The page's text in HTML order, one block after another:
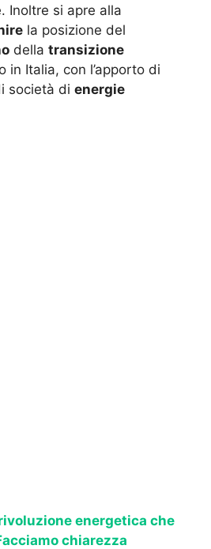
Inoltre si apre alla
la posizione del
della transizione
in Italia, con l’apporto di
società di energie
energetica che
chiarezza